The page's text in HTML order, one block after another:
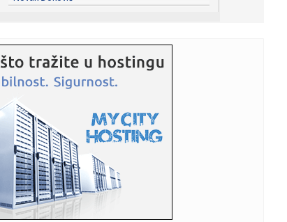
16:25: Cirkus – Kanter i Vajt hoće u WNBA: "Demonizacija grupe
ljudi....
16:20:
16:22:Dvojica radnika povređena u fabrici u Kikindi
16:20:Srpkinjama evropska bronza: Emilija, Natalija i Marija
"upucale" ...
16:17:Povrijeđeni motociklista kod Brčkog van životne opasnosti